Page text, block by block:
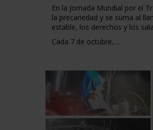
En la Jornada Mundial por el
la precariedad y se suma al
estable, los derechos y los
Cada 7 de octubre,…